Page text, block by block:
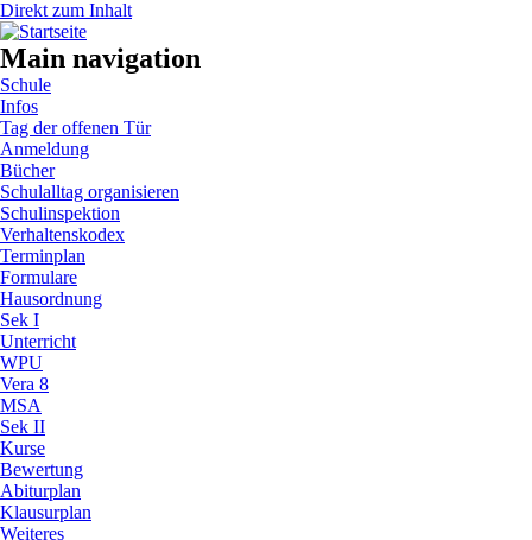
Direkt zum Inhalt
Main navigation
Schule
Infos
Tag der offenen Tür
Anmeldung
Bücher
Schulalltag organisieren
Schulinspektion
Verhaltenskodex
Terminplan
Formulare
Hausordnung
Sek I
Unterricht
WPU
Vera 8
MSA
Sek II
Kurse
Bewertung
Abiturplan
Klausurplan
Weiteres